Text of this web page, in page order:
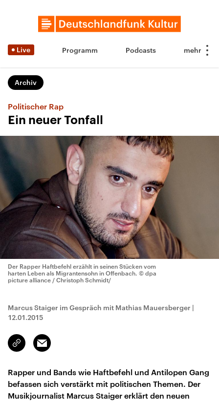
Live Programm Podcasts
Archiv
Politischer Rap
Ein neuer Tonfall
Der Rapper Haftbefehl erzählt in seinen Stücken vom
harten Leben als Migrantensohn in Offenbach. © dpa
picture alliance / Christoph Schmidt/
Marcus Staiger im Gespräch mit Mathias Mauersberger |
12.01.2015
Link
kopieren/teilen
Email
Rapper und Bands wie Haftbefehl und Antilopen Gang
befassen sich verstärkt mit politischen Themen. Der
Musikjournalist Marcus Staiger erklärt den neuen